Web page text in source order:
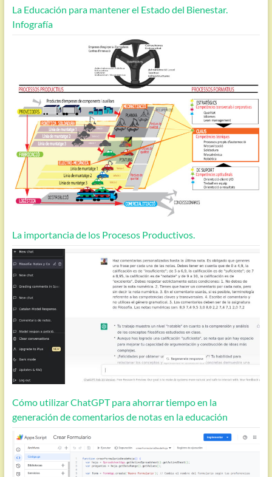
La Educación para mantener el Estado del Bienestar.
Infografía
La importancia de los Procesos Productivos.
Cómo utilizar ChatGPT para ahorrar tiempo en la
generación de comentarios de notas en la educación